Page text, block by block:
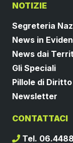
NOTIZIE
Segreteria
News in
News dai
Gli Speciali
Pillole di Diritto
Newsletter
CONTATTACI
Tel.